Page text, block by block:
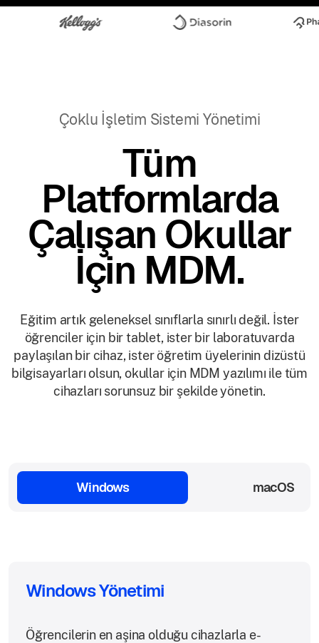
Çoklu İşletim Sistemi Yönetimi
Tüm
Platformlarda
Çalışan Okullar
İçin MDM.
Eğitim artık geleneksel sınıflarla sınırlı değil. İster
öğrenciler için bir tablet, ister bir laboratuvarda
paylaşılan bir cihaz, ister öğretim üyelerinin dizüstü
bilgisayarları olsun, okullar için MDM yazılımı ile tüm
cihazları sorunsuz bir şekilde yönetin.
Windows macOS
Windows Yönetimi
Öğrencilerin en aşina olduğu cihazlarla e-